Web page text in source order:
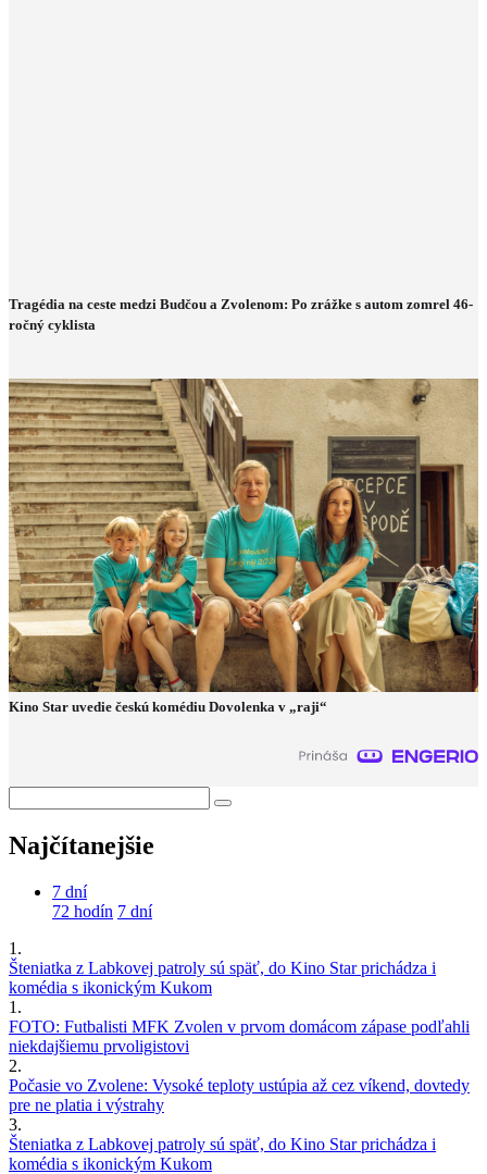
Tragédia na ceste medzi Budčou a Zvolenom: Po zrážke s autom zomrel 46-
ročný cyklista
Kino Star uvedie českú komédiu Dovolenka v „raji“
Najčítanejšie
7 dní
72 hodín 7 dní
1.
Šteniatka z Labkovej patroly sú späť, do Kino Star prichádza i
komédia s ikonickým Kukom
1.
FOTO: Futbalisti MFK Zvolen v prvom domácom zápase podľahli
niekdajšiemu prvoligistovi
2.
Počasie vo Zvolene: Vysoké teploty ustúpia až cez víkend, dovtedy
pre ne platia i výstrahy
3.
Šteniatka z Labkovej patroly sú späť, do Kino Star prichádza i
komédia s ikonickým Kukom